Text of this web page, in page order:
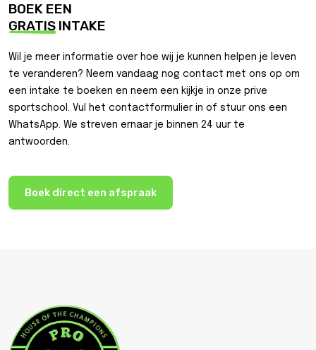
BOEK EEN
GRATIS INTAKE
Wil je meer informatie over hoe wij je kunnen helpen je leven
te veranderen? Neem vandaag nog contact met ons op om
een intake te boeken en neem een kijkje in onze prive
sportschool. Vul het contactformulier in of stuur ons een
WhatsApp. We streven ernaar je binnen 24 uur te
antwoorden.
Boek direct een afspraak